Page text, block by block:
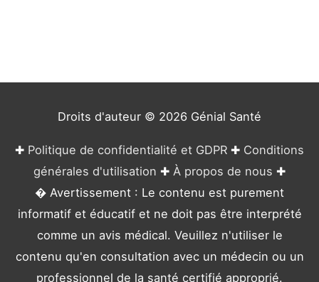
Droits d'auteur © 2026 Génial Santé
✚ Politique de confidentialité et GDPR ✚ Conditions
générales d'utilisation ✚ À propos de nous ✚
� Avertissement : Le contenu est purement
informatif et éducatif et ne doit pas être interprété
comme un avis médical. Veuillez n'utiliser le
contenu qu'en consultation avec un médecin ou un
professionnel de la santé certifié approprié.